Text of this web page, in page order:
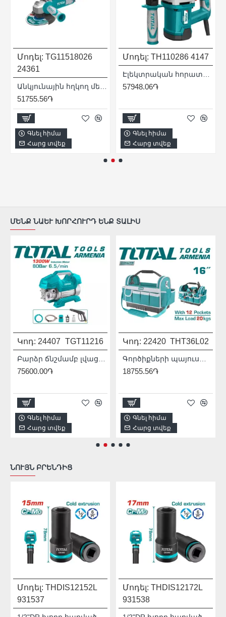
Մոդել: TG11518026
24361
51755.56֏
Գնել հիմա
Հարց տվեք
Մոդել: TH110286 4147
57948.06֏
Գնել հիմա
Հարց տվեք
ՄԵՆՔ ՆԱԵՒ ԽՈՐՀՈՒՐԴ ԵՆՔ ՏԱԼԻՍ
Կոդ: 24407 TGT11216
75600.00֏
Գնել հիմա
Հարց տվեք
Կոդ: 22420 THT36L02
18755.56֏
Գնել հիմա
Հարց տվեք
ՆՈՒՅՆ ԲՐԵՆԴԻՑ
Մոդել: THDIS12152L
931537
Մոդել: THDIS12172L
931538